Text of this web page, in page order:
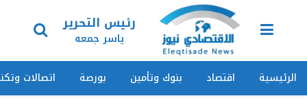
رئيس التحرير
ياسر جمعه
الرئيسية اقتصاد بنوك وتأمين بورصة اتصالات